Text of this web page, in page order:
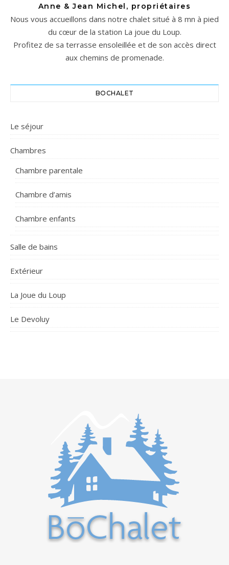
Anne & Jean Michel, propriétaires
Nous vous accueillons dans notre chalet situé à 8 mn à pied
du cœur de la station La joue du Loup.
Profitez de sa terrasse ensoleillée et de son accès direct
aux chemins de promenade.
BOCHALET
Le séjour
Chambres
Chambre parentale
Chambre d’amis
Chambre enfants
Salle de bains
Extérieur
La Joue du Loup
Le Devoluy